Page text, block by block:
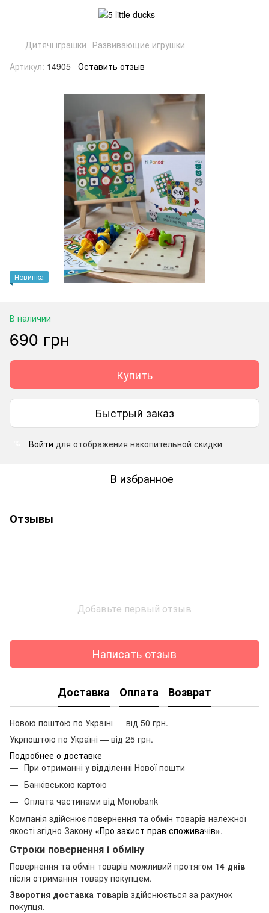
Дитячі іграшки Развивающие игрушки
Артикул: 14905 Оставить отзыв
Новинка
В наличии
690 грн
Купить
Быстрый заказ
Войти для отображения накопительной скидки
В избранное
Отзывы
Добавьте первый отзыв
Написать отзыв
Доставка Оплата Возврат
Новою поштою по Україні — від 50 грн.
Укрпоштою по Україні — від 25 грн.
Подробнее о доставке
При отриманні у відділенні Нової пошти
Банківською картою
Оплата частинами від Monobank
Компанія здійснює повернення та обмін товарів належної
якості згідно Закону «Про захист прав споживачів».
Строки повернення і обміну
Повернення та обмін товарів можливий протягом 14 днів
після отримання товару покупцем.
Зворотня доставка товарів здійснюється за рахунок
покупця.